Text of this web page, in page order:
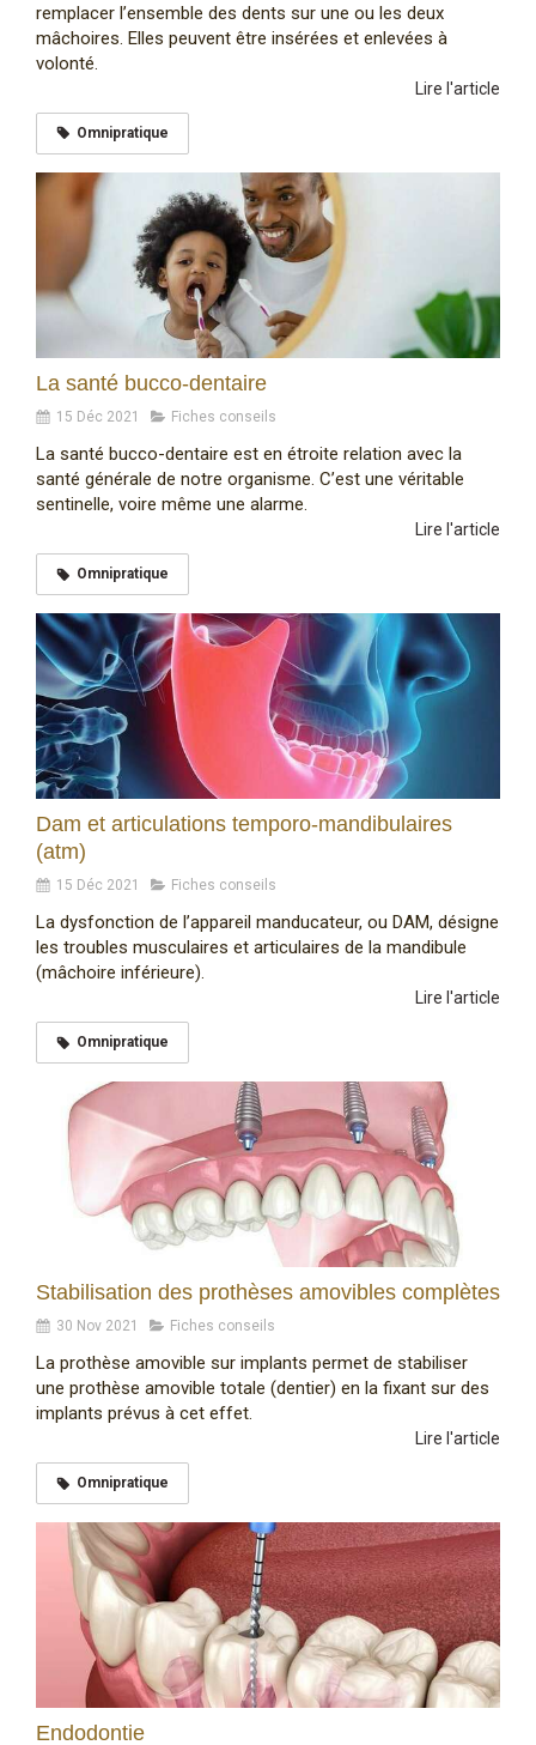
remplacer l’ensemble des dents sur une ou les deux
mâchoires. Elles peuvent être insérées et enlevées à
volonté.
Lire l'article
Omnipratique
La santé bucco-dentaire
15 Déc 2021 Fiches conseils
La santé bucco-dentaire est en étroite relation avec la
santé générale de notre organisme. C’est une véritable
sentinelle, voire même une alarme.
Lire l'article
Omnipratique
Dam et articulations temporo-mandibulaires
(atm)
15 Déc 2021 Fiches conseils
La dysfonction de l’appareil manducateur, ou DAM, désigne
les troubles musculaires et articulaires de la mandibule
(mâchoire inférieure).
Lire l'article
Omnipratique
Stabilisation des prothèses amovibles complètes
30 Nov 2021 Fiches conseils
La prothèse amovible sur implants permet de stabiliser
une prothèse amovible totale (dentier) en la fixant sur des
implants prévus à cet effet.
Lire l'article
Omnipratique
Endodontie